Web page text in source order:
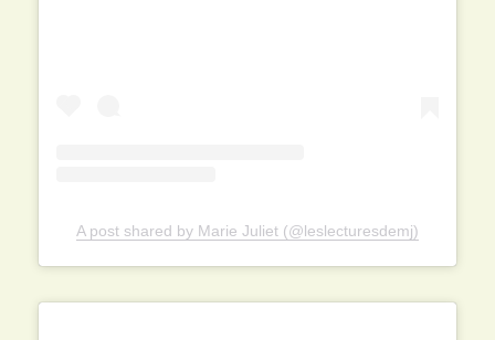
A post shared by Marie Juliet (@leslecturesdemj)